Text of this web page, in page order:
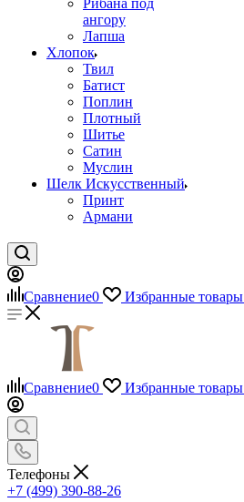
Рибана под
ангору
Лапша
Хлопок
Твил
Батист
Поплин
Плотный
Шитье
Сатин
Муслин
Шелк Искусственный
Принт
Армани
Сравнение0 Избранные товары
Сравнение0 Избранные товары
Телефоны
+7 (499) 390-88-26